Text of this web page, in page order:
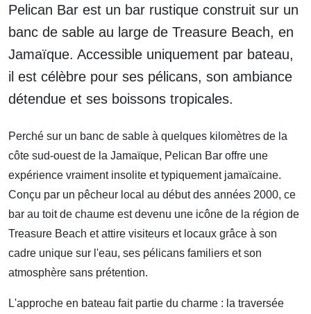
Pelican Bar est un bar rustique construit sur un
banc de sable au large de Treasure Beach, en
Jamaïque. Accessible uniquement par bateau,
il est célèbre pour ses pélicans, son ambiance
détendue et ses boissons tropicales.
Perché sur un banc de sable à quelques kilomètres de la
côte sud-ouest de la Jamaïque, Pelican Bar offre une
expérience vraiment insolite et typiquement jamaïcaine.
Conçu par un pêcheur local au début des années 2000, ce
bar au toit de chaume est devenu une icône de la région de
Treasure Beach et attire visiteurs et locaux grâce à son
cadre unique sur l'eau, ses pélicans familiers et son
atmosphère sans prétention.
L'approche en bateau fait partie du charme : la traversée